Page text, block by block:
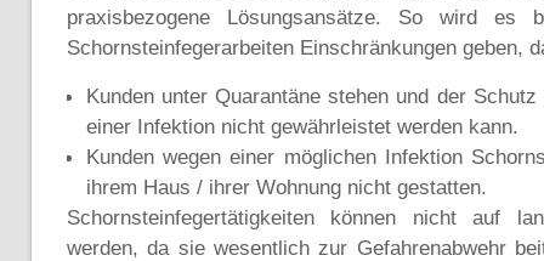
praxisbezogene Lösungsansätze. So wird es
Schornsteinfegerarbeiten Einschränkungen geben,
Kunden unter Quarantäne stehen und der
einer Infektion nicht gewährleistet werden kann.
Kunden wegen einer möglichen Infektion
ihrem Haus / ihrer Wohnung nicht gestatten.
Schornsteinfegertätigkeiten können nicht auf
werden, da sie wesentlich zur Gefahrenabwehr